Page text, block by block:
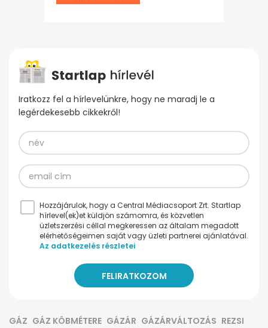
Iratkozz fel a hírlevelünkre, hogy ne maradj le a
legérdekesebb cikkekről!
Hozzájárulok, hogy a Central Médiacsoport Zrt. Startlap
hírlevel(ek)et küldjön számomra, és közvetlen
üzletszerzési céllal megkeressen az általam megadott
elérhetőségeimen saját vagy üzleti partnerei ajánlatával.
Az adatkezelés részletei
GÁZ GÁZ KÖBMÉTERE GÁZÁR GÁZÁRVÁLTOZÁS REZSI